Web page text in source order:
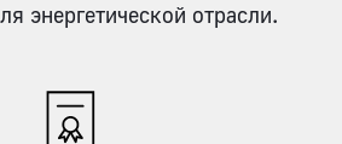
энергетической отрасли.